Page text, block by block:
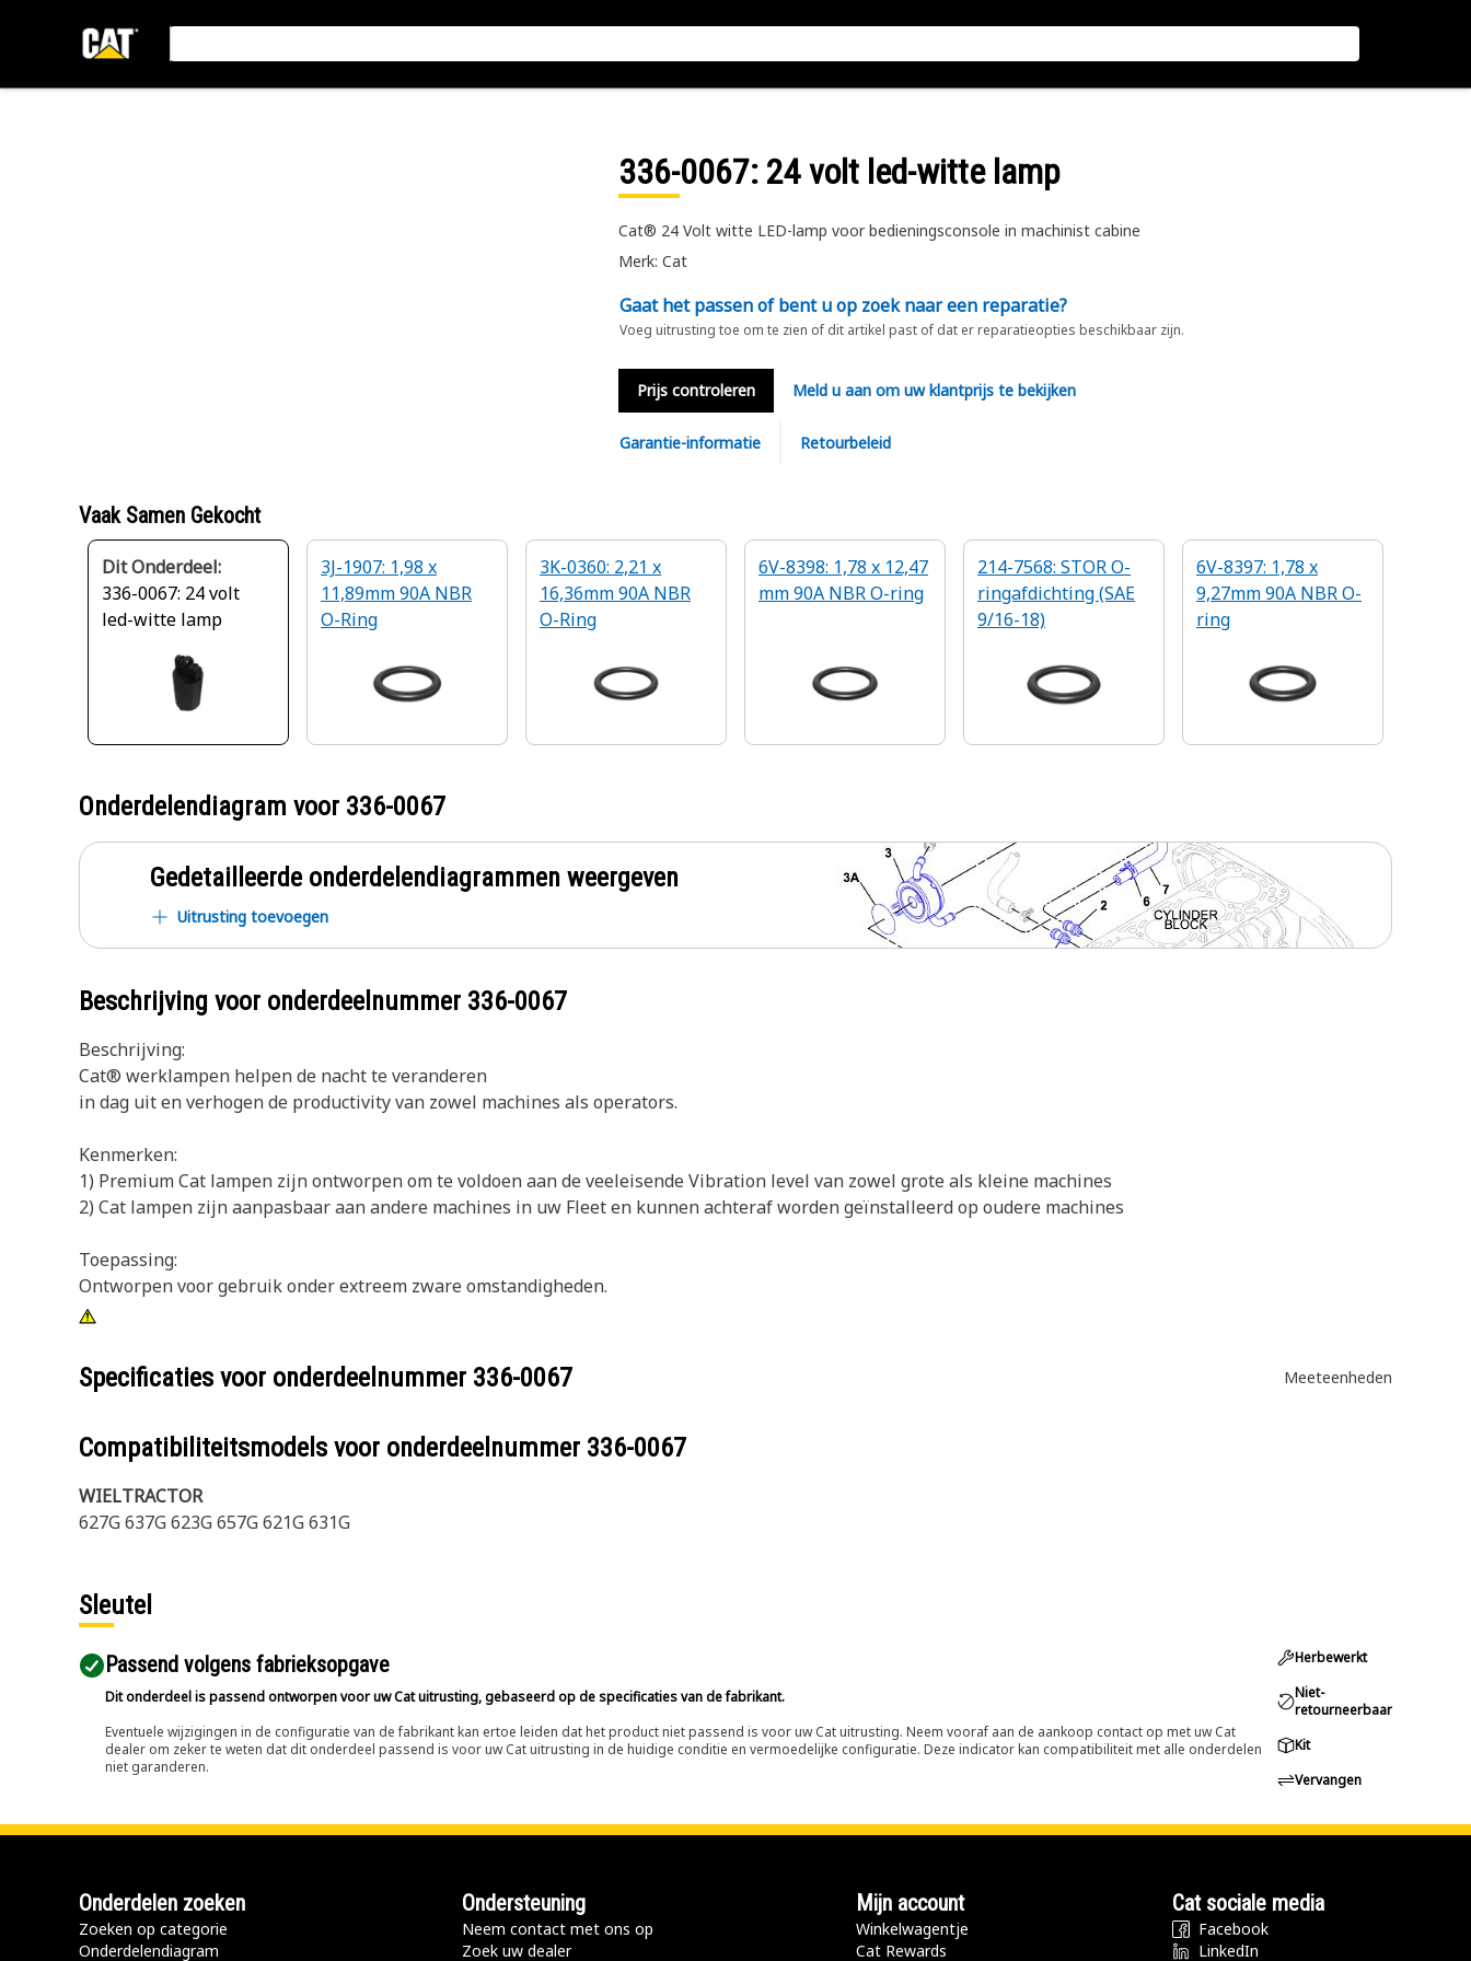
336-0067: 24 volt led-witte lamp
Cat® 24 Volt witte LED-lamp voor bedieningsconsole in machinist cabine
Merk: Cat
Gaat het passen of bent u op zoek naar een reparatie?
Voeg uitrusting toe om te zien of dit artikel past of dat er reparatieopties beschikbaar zijn.
Prijs controleren Meld u aan om uw klantprijs te bekijken
Garantie-informatie Retourbeleid
Vaak Samen Gekocht
Dit Onderdeel:
336-0067: 24 volt
led-witte lamp
3J-1907: 1,98 x
11,89mm 90A NBR
O-Ring
3K-0360: 2,21 x
16,36mm 90A NBR
O-Ring
6V-8398: 1,78 x 12,47
mm 90A NBR O-ring
214-7568: STOR O-
ringafdichting (SAE
9/16-18)
6V-8397: 1,78 x
9,27mm 90A NBR O-
ring
Onderdelendiagram voor 336-0067
Gedetailleerde onderdelendiagrammen weergeven
Uitrusting toevoegen
Beschrijving voor onderdeelnummer 336-0067
Beschrijving:
Cat® werklampen helpen de nacht te veranderen
in dag uit en verhogen de productivity van zowel machines als operators.
Kenmerken:
1) Premium Cat lampen zijn ontworpen om te voldoen aan de veeleisende Vibration level van zowel grote als kleine machines
2) Cat lampen zijn aanpasbaar aan andere machines in uw Fleet en kunnen achteraf worden geïnstalleerd op oudere machines
Toepassing:
Ontworpen voor gebruik onder extreem zware omstandigheden.
Specificaties voor onderdeelnummer 336-0067 Meeteenheden
Compatibiliteitsmodels voor onderdeelnummer 336-0067
WIELTRACTOR
627G 637G 623G 657G 621G 631G
Sleutel
Passend volgens fabrieksopgave
Dit onderdeel is passend ontworpen voor uw Cat uitrusting, gebaseerd op de specificaties van de fabrikant.
Eventuele wijzigingen in de configuratie van de fabrikant kan ertoe leiden dat het product niet passend is voor uw Cat uitrusting. Neem vooraf aan de aankoop contact op met uw Cat
dealer om zeker te weten dat dit onderdeel passend is voor uw Cat uitrusting in de huidige conditie en vermoedelijke configuratie. Deze indicator kan compatibiliteit met alle onderdelen
niet garanderen.
Herbewerkt
Niet-
retourneerbaar
Kit
Vervangen
Onderdelen zoeken
Zoeken op categorie
Onderdelendiagram
Ondersteuning
Neem contact met ons op
Zoek uw dealer
Mijn account
Winkelwagentje
Cat Rewards
Cat sociale media
Facebook
LinkedIn